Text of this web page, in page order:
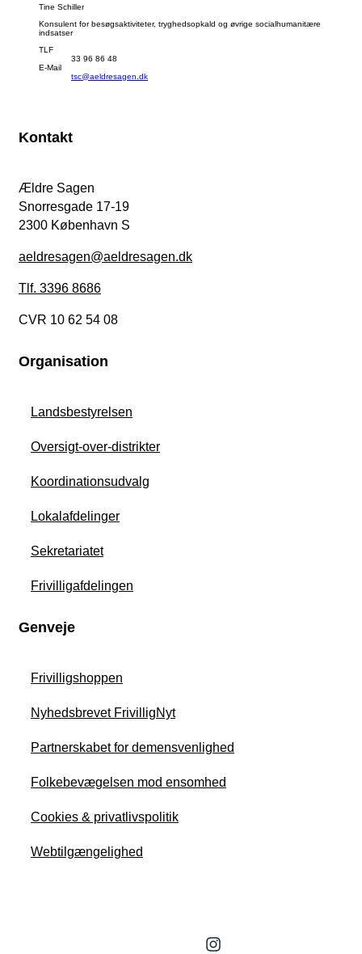
Tine Schiller
Konsulent for besøgsaktiviteter, tryghedsopkald og øvrige socialhumanitære
indsatser
TLF
33 96 86 48
E-Mail
tsc@aeldresagen.dk
Kontakt
Ældre Sagen
Snorresgade 17-19
2300 København S
aeldresagen@aeldresagen.dk
Tlf. 3396 8686
CVR 10 62 54 08
Organisation
Landsbestyrelsen
Oversigt-over-distrikter
Koordinationsudvalg
Lokalafdelinger
Sekretariatet
Frivilligafdelingen
Genveje
Frivilligshoppen
Nyhedsbrevet FrivilligNyt
Partnerskabet for demensvenlighed
Folkebevægelsen mod ensomhed
Cookies & privatlivspolitik
Webtilgængelighed